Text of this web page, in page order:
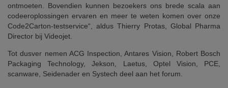
ontmoeten. Bovendien kunnen bezoekers ons brede scala aan
codeeroplossingen ervaren en meer te weten komen over onze
Code2Carton-testservice“, aldus Thierry Protas, Global Pharma
Director bij Videojet.
Tot dusver nemen ACG Inspection, Antares Vision, Robert Bosch
Packaging Technology, Jekson, Laetus, Optel Vision, PCE,
scanware, Seidenader en Systech deel aan het forum.